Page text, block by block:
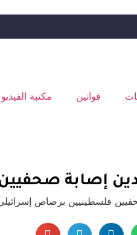
قوانين مكتبة الفيديو
إصابة